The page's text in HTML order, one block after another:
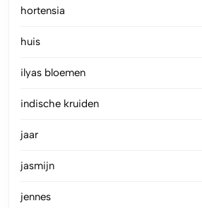
hortensia
huis
ilyas bloemen
indische kruiden
jaar
jasmijn
jennes